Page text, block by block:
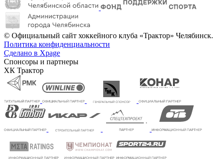
© Официальный сайт хоккейного клуба «Трактор» Челябинск.
Политика конфиденциальности
Сделано в Xpage
Спонсоры и партнеры
ХК Трактор